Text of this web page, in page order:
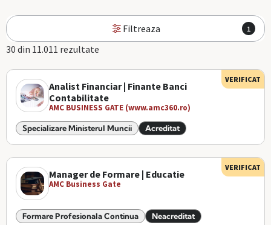
Filtreaza 1
30 din 11.011 rezultate
Analist Financiar | Finante Banci
Contabilitate
AMC BUSINESS GATE (www.amc360.ro)
Specializare Ministerul Muncii Acreditat
VERIFICAT
Manager de Formare | Educatie
AMC Business Gate
Formare Profesionala Continua Neacreditat
VERIFICAT